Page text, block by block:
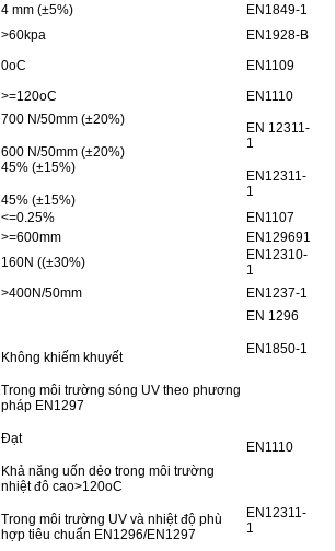
4 mm (±5%)
EN1849-1
>60kpa
EN1928-B
0oC
EN1109
>=120oC EN1110
700 N/50mm (±20%)
600 N/50mm (±20%)
EN 12311-
1
45% (±15%)
45% (±15%)
EN12311-
1
<=0.25%
EN1107
>=600mm
EN129691
160N ((±30%)
EN12310-
1
>400N/50mm EN1237-1
Không khiếm khuyết
Trong môi trường sóng UV theo phương
pháp EN1297
Đạt
Khả năng uốn dẻo trong môi trường
nhiệt đô cao>120oC
Trong môi trường UV và nhiệt độ phù
hợp tiêu chuẩn EN1296/EN1297
EN 1296
EN1850-1
EN1110
EN12311-
1